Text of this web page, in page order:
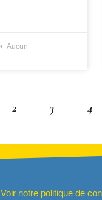
Aucun
2 3 4
Voir notre politique de